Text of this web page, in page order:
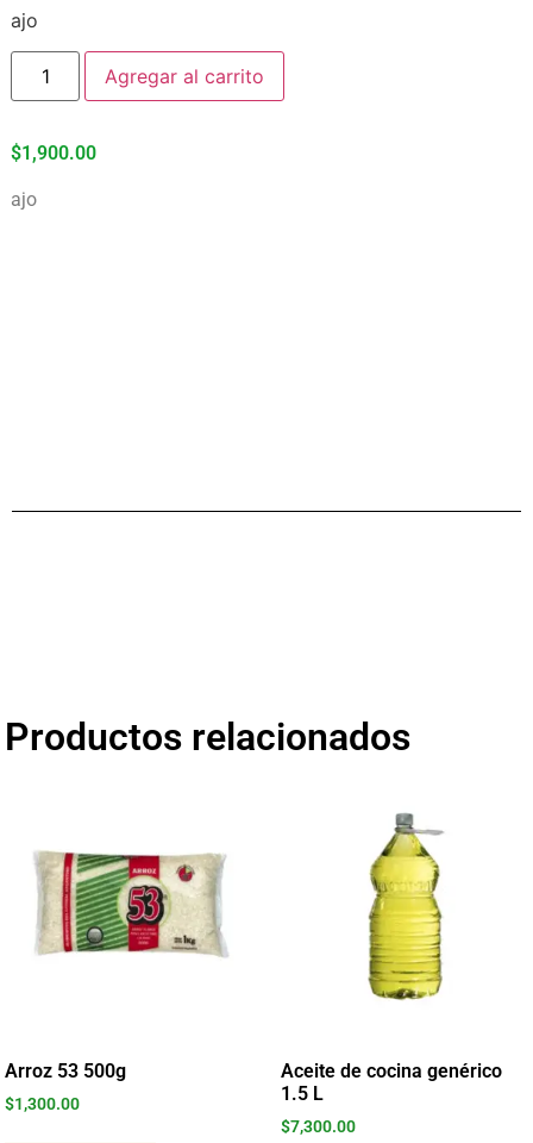
ajo
Agregar al carrito
$1,900.00
ajo
Productos relacionados
Arroz 53 500g
$1,300.00
Aceite de cocina genérico
1.5 L
$7,300.00